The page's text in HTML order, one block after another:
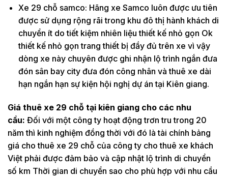
Xe 29 chỗ samco: Hãng xe Samco luôn được ưu tiên
được sử dụng rộng rãi trong khu đô thị hành khách di
chuyển ít do tiết kiệm nhiên liệu thiết kế nhỏ gọn Ok
thiết kế nhỏ gọn trang thiết bị đầy đủ trên xe vì vậy
dòng xe này chuyên được ghi nhận lộ trình ngắn đưa
đón sân bay city đưa đón công nhân và thuê xe dài
hạn ngắn hạn sự kiện hội nghị dự án tại Kiên giang.
Giá thuê xe 29 chỗ tại kiên giang cho các nhu
cầu: Đối với một công ty hoạt động trơn tru trong 20
năm thì kinh nghiệm đồng thời với đó là tài chính bảng
giá cho thuê xe 29 chỗ của công ty cho thuê xe khách
Việt phải được đảm bảo và cập nhật lộ trình di chuyển
số km Thời gian di chuyển sao cho phù hợp với nhu cầu